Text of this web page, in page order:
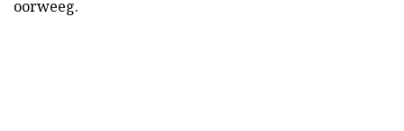
oorweeg.